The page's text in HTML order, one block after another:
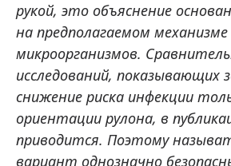
рукой, это объяснение
на предполагаемом механизме
микроорганизмов.
исследований, показывающих
снижение риска инфекции
ориентации рулона, в
приводится. Поэтому
вариант однозначно